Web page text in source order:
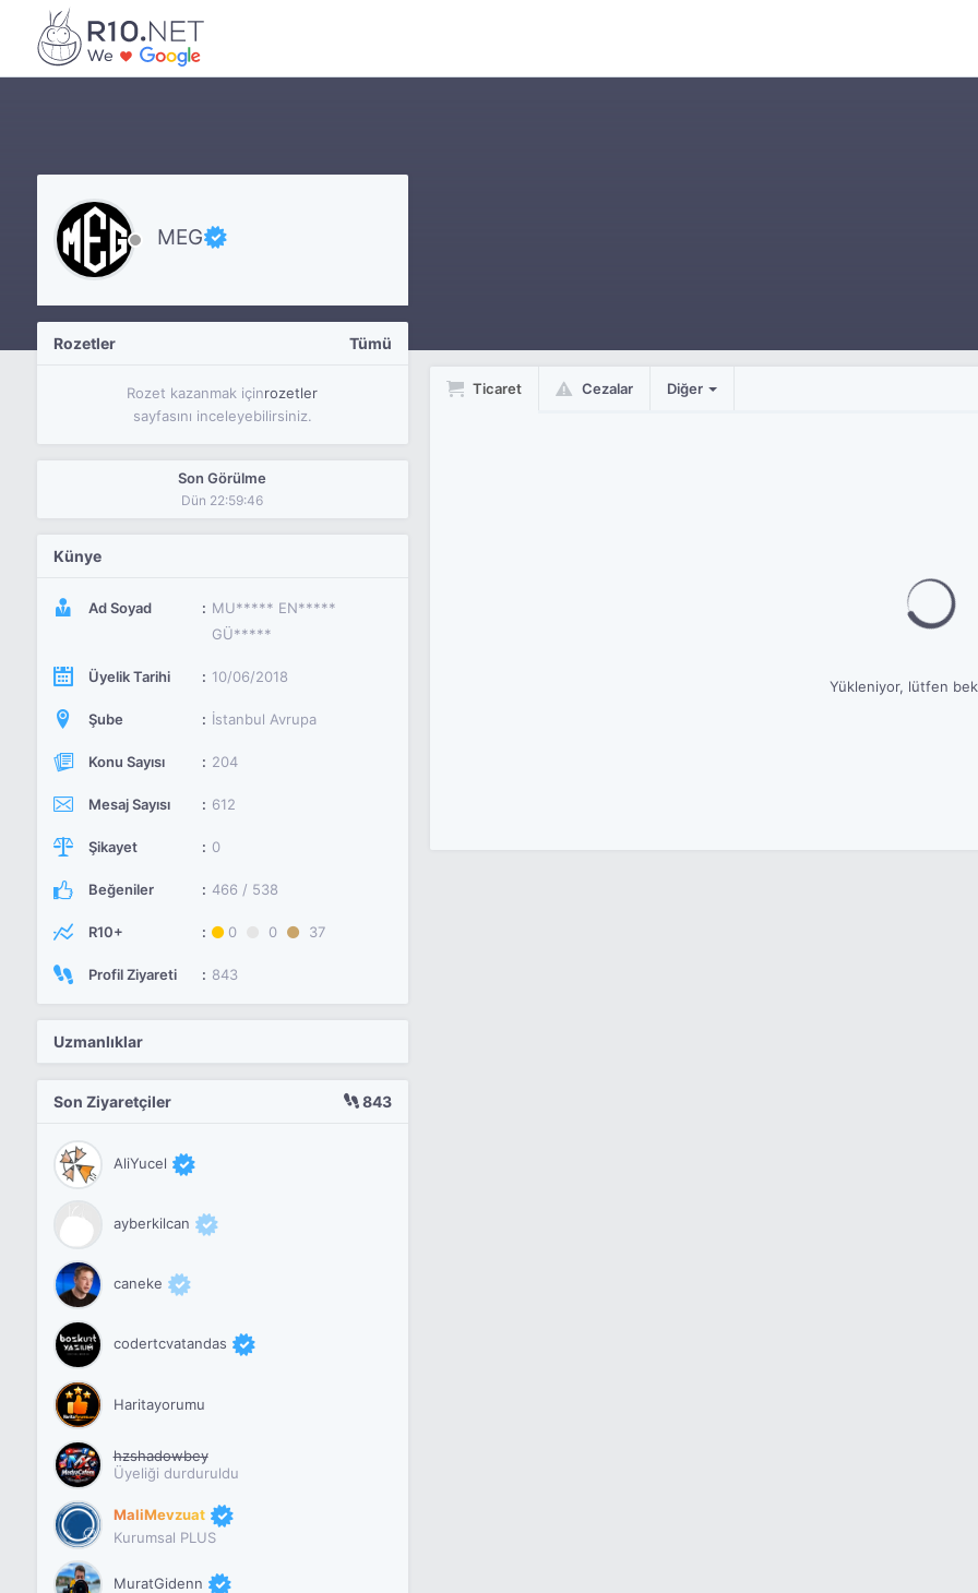
MEG
Rozetler Tümü
Rozet kazanmak içinrozetler
sayfasını inceleyebilirsiniz.
Son Görülme
Dün 22:59:46
Künye
Ad Soyad
MU***** EN*****
GÜ*****
Üyelik Tarihi 10/06/2018
Şube İstanbul Avrupa
Konu Sayısı 204
Mesaj Sayısı 612
Şikayet 0
Beğeniler 466 / 538
R10+ 0 0 37
Profil Ziyareti 843
Uzmanlıklar
Son Ziyaretçiler 843
AliYucel
ayberkilcan
caneke
codertcvatandas
Haritayorumu
hzshadowbey
Üyeliği durduruldu
MaliMevzuat
Kurumsal PLUS
MuratGidenn
Ticaret Cezalar Diğer
Yükleniyor, lütfen